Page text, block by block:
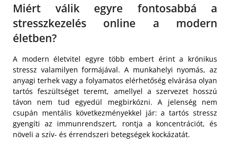
Miért válik egyre fontosabbá a
stresszkezelés online a modern
életben?
A modern életvitel egyre több embert érint a krónikus
stressz valamilyen formájával. A munkahelyi nyomás, az
anyagi terhek vagy a folyamatos elérhetőség elvárása olyan
tartós feszültséget teremt, amellyel a szervezet hosszú
távon nem tud egyedül megbirkózni. A jelenség nem
csupán mentális következményekkel jár: a tartós stressz
gyengíti az immunrendszert, rontja a koncentrációt, és
növeli a szív- és érrendszeri betegségek kockázatát.